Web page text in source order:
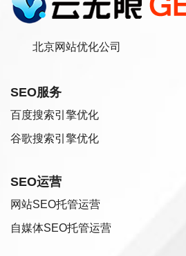
北京网站优化公司
SEO服务
百度搜索引擎优化
谷歌搜索引擎优化
SEO运营
网站SEO托管运营
自媒体SEO托管运营